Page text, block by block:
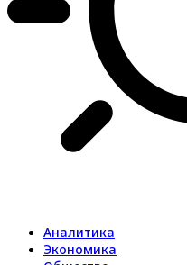
Аналитика
Экономика